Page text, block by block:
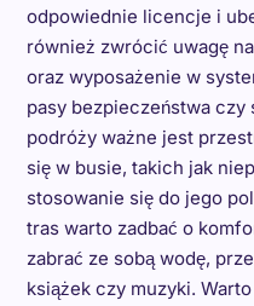
odpowiednie licencje i
również zwrócić uwagę
oraz wyposażenie w
pasy bezpieczeństwa czy
podróży ważne jest
się w busie, takich jak
stosowanie się do jego
tras warto zadbać o
zabrać ze sobą wodę,
książek czy muzyki.